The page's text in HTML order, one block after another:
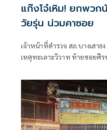
แก๊งโจ๋เหิม! ยกพวก
วัยรุ่น น่วมคาซอย
เจ้าหน้าที่ตำรวจ สภ.บางเสา
เหตุทะเลาะวิวาท ท้ายซอยศี